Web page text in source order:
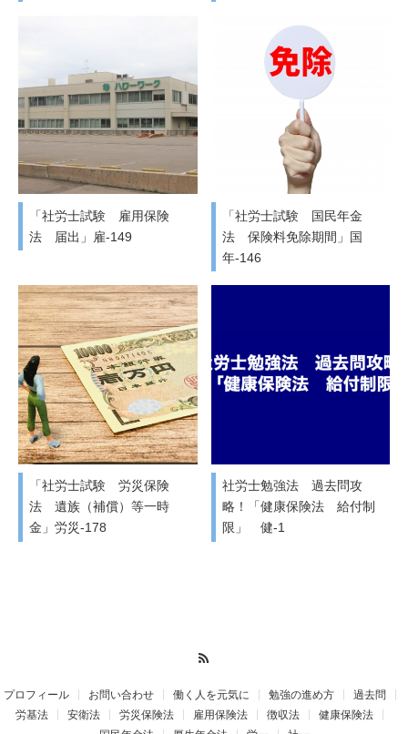
「社労士試験 雇用保険
法 届出」雇-149
「社労士試験 国民年金
法 保険料免除期間」国
年-146
「社労士試験 労災保険
法 遺族（補償）等一時
金」労災-178
社労士勉強法 過去問攻
略！「健康保険法 給付制
限」 健-1
プロフィール お問い合わせ 働く人を元気に 勉強の進め方
過去問
労基法
安衛法 労災保険法 雇用保険法 徴収法
健康保険法